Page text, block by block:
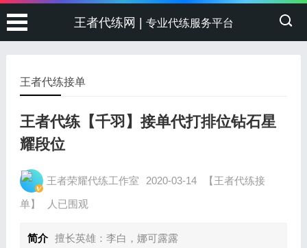
王者代练网 | 专业代练服务平台
王者代练接单
王者代练【千羽】接单代打排位钻石星
耀段位
王者荣耀代练工作室 2020-03-14
【王者代练接
单】
人已围观
简介 擅长英雄：李白，娜可露露